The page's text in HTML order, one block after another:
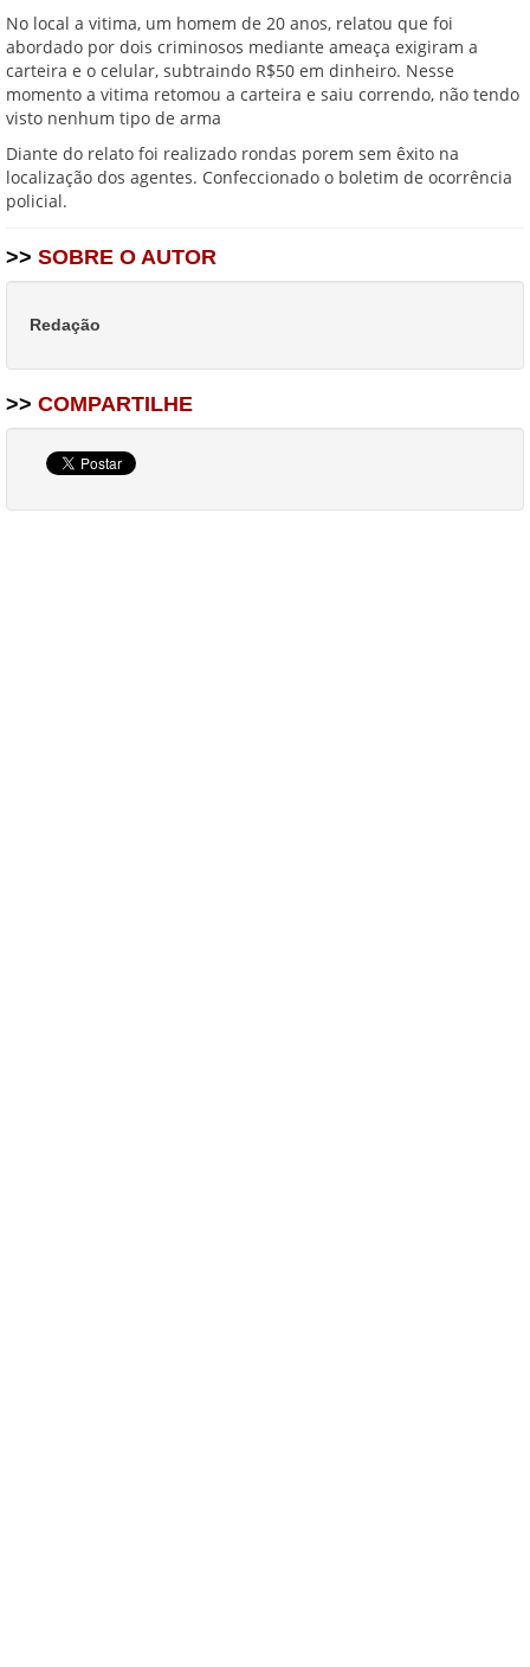
No local a vitima, um homem de 20 anos, relatou que foi
abordado por dois criminosos mediante ameaça exigiram a
carteira e o celular, subtraindo R$50 em dinheiro. Nesse
momento a vitima retomou a carteira e saiu correndo, não tendo
visto nenhum tipo de arma
Diante do relato foi realizado rondas porem sem êxito na
localização dos agentes. Confeccionado o boletim de ocorrência
policial.
>> SOBRE O AUTOR
Redação
>> COMPARTILHE